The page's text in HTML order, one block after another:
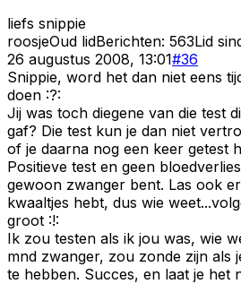
liefs snippie
roosjeOud lidBerichten: 563Lid
26 augustus 2008, 13:01#36
Snippie, word het dan niet eens
doen :?:
Jij was toch diegene van die test
gaf? Die test kun je dan niet
of je daarna nog een keer getest
Positieve test en geen
gewoon zwanger bent. Las ook
kwaaltjes hebt, dus wie
groot :!:
Ik zou testen als ik jou was, wie
mnd zwanger, zou zonde zijn als
te hebben. Succes, en laat je het